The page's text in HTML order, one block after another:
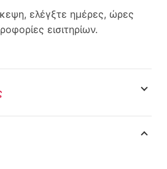
ελέγξτε ημέρες, ώρες
εισιτηρίων.